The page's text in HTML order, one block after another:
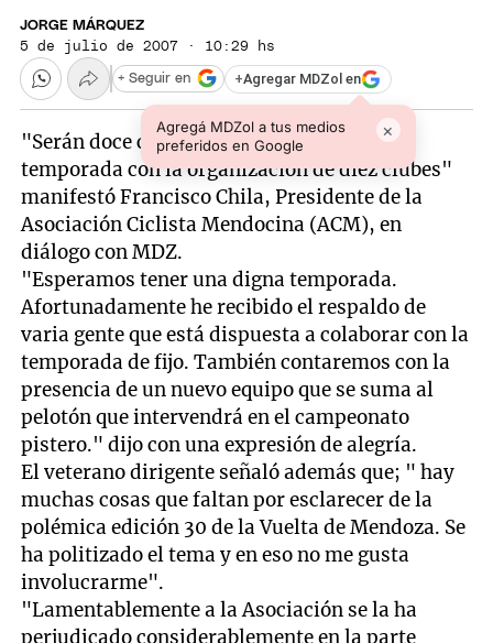
JORGE MÁRQUEZ
5 de julio de 2007 · 10:29 hs
+Agregar MDZol en
Agregá MDZol a tus medios
preferidos en Google
×
+ Seguir en
"Serán doce carreras las de la presente
temporada con la organización de diez clubes"
manifestó Francisco Chila, Presidente de la
Asociación Ciclista Mendocina (ACM), en
diálogo con MDZ.
"Esperamos tener una digna temporada.
Afortunadamente he recibido el respaldo de
varia gente que está dispuesta a colaborar con la
temporada de fijo. También contaremos con la
presencia de un nuevo equipo que se suma al
pelotón que intervendrá en el campeonato
pistero." dijo con una expresión de alegría.
El veterano dirigente señaló además que; " hay
muchas cosas que faltan por esclarecer de la
polémica edición 30 de la Vuelta de Mendoza. Se
ha politizado el tema y en eso no me gusta
involucrarme".
"Lamentablemente a la Asociación se la ha
perjudicado considerablemente en la parte